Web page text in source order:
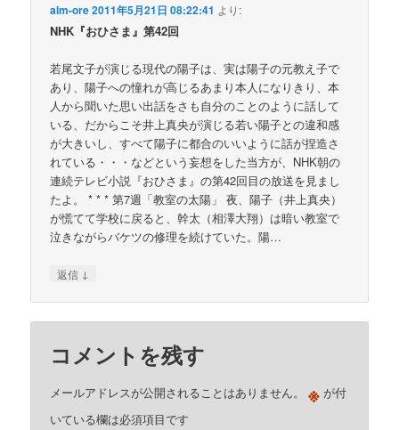
alm-ore2011年5月21日 08:22:41 より:
NHK『おひさま』第42回
若尾文子が演じる現代の陽子は、実は陽子の元教え子で
あり、陽子への憧れが高じるあまり本人になりきり、本
人から聞いた思い出話をさも自分のことのように話して
いる、だからこそ井上真央が演じる若い陽子との違和感
が大きいし、すべて陽子に都合のいいように話が捏造さ
れている・・・などという妄想をした当方が、NHK朝の
連続テレビ小説『おひさま』の第42回目の放送を見まし
たよ。 * * * 第7週「教室の太陽」 夜、陽子（井上真央）
が慌てて学校に戻ると、幹太（相澤大翔）は暗い教室で
泣きながらバケツの修理を続けていた。陽…
返信 ↓
コメントを残す
メールアドレスが公開されることはありません。 ※ が付
いている欄は必須項目です